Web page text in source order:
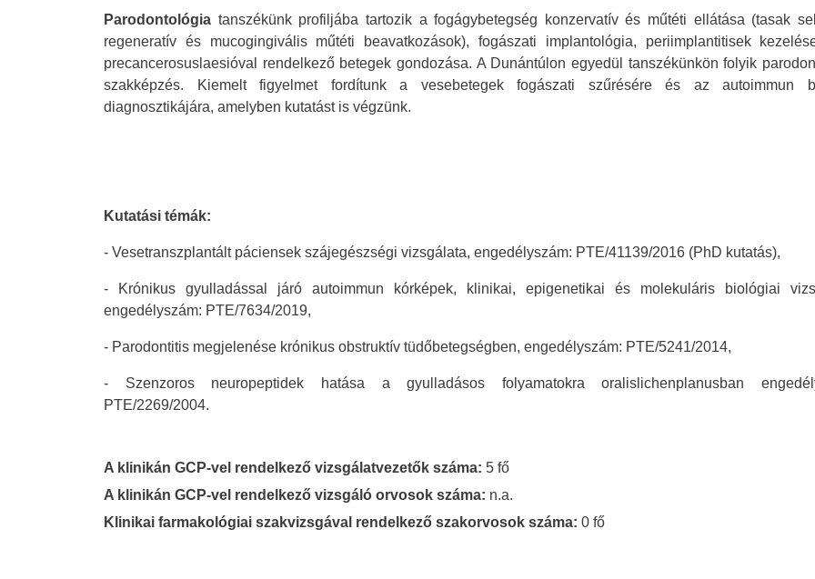
Parodontológia tanszékünk profiljába tartozik a fogágybetegség konzervatív és műtéti ellátása (tasak
regeneratív és mucogingivális műtéti beavatkozások), fogászati implantológia, periimplantitisek
precancerosuslaesióval rendelkező betegek gondozása. A Dunántúlon egyedül tanszékünkön folyik
szakképzés. Kiemelt figyelmet fordítunk a vesebetegek fogászati szűrésére és az autoimmun
diagnosztikájára, amelyben kutatást is végzünk.
Kutatási témák:
- Vesetranszplantált páciensek szájegészségi vizsgálata, engedélyszám: PTE/41139/2016 (PhD kutatás),
-
Krónikus gyulladással járó autoimmun kórképek, klinikai, epigenetikai és molekuláris biológiai
engedélyszám: PTE/7634/2019,
- Parodontitis megjelenése krónikus obstruktív tüdőbetegségben, engedélyszám: PTE/5241/2014,
- Szenzoros neuropeptidek hatása a gyulladásos folyamatokra oralislichenplanusban
PTE/2269/2004.
A klinikán GCP-vel rendelkező vizsgálatvezetők száma: 5 fő
A klinikán GCP-vel rendelkező vizsgáló orvosok száma: n.a.
Klinikai farmakológiai szakvizsgával rendelkező szakorvosok száma: 0 fő